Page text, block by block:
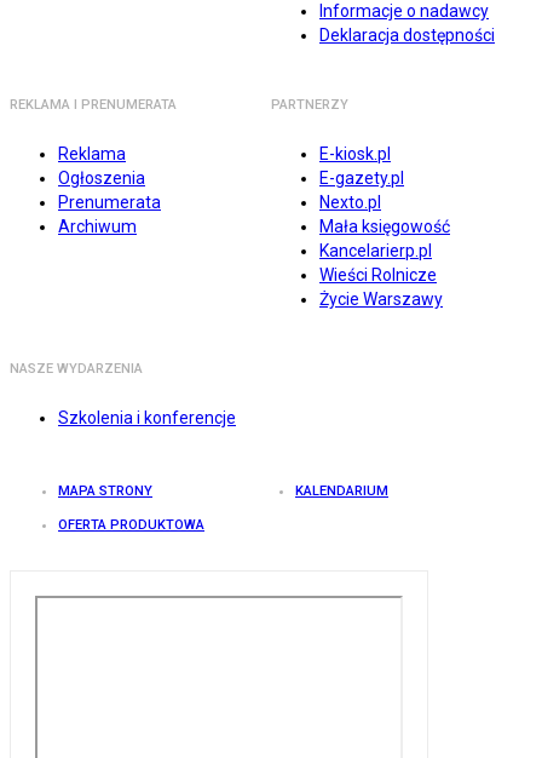
Informacje o nadawcy
Deklaracja dostępności
REKLAMA I PRENUMERATA
Reklama
Ogłoszenia
Prenumerata
Archiwum
PARTNERZY
E-kiosk.pl
E-gazety.pl
Nexto.pl
Mała księgowość
Kancelarierp.pl
Wieści Rolnicze
Życie Warszawy
NASZE WYDARZENIA
Szkolenia i konferencje
MAPA STRONY KALENDARIUM
OFERTA PRODUKTOWA